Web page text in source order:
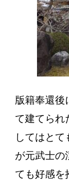
版籍奉還後
て建てられ
してはとて
が元武士の
ても好感を